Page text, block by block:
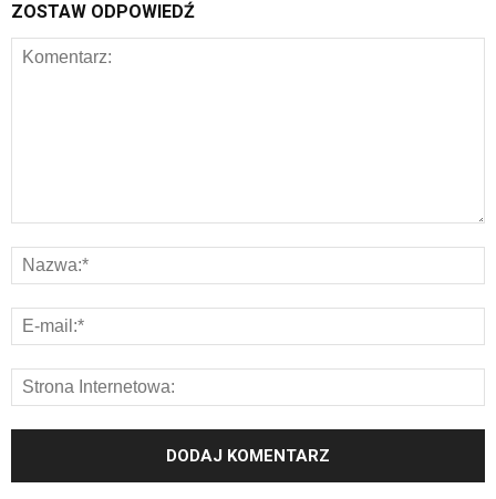
ZOSTAW ODPOWIEDŹ